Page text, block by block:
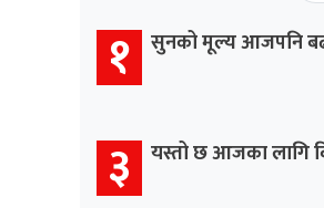
१ सुनको मूल्य आजपनि
३ यस्तो छ आजका लागि